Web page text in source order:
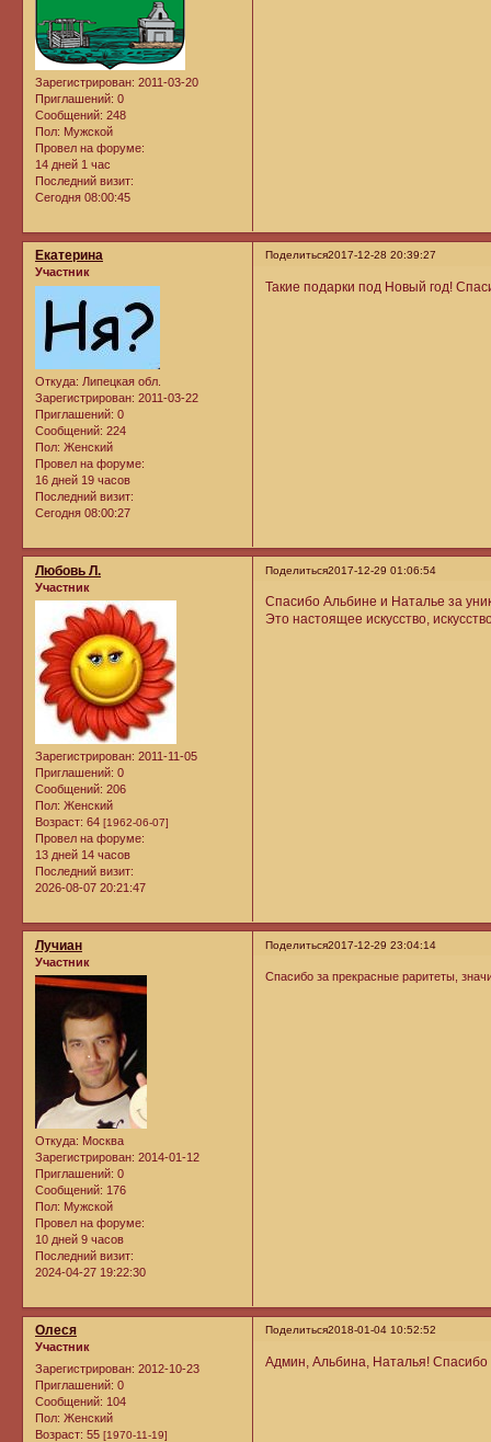
Зарегистрирован: 2011-03-20
Приглашений: 0
Сообщений: 248
Пол: Мужской
Провел на форуме:
14 дней 1 час
Последний визит:
Сегодня 08:00:45
Поделиться2017-12-28 20:39:27
Екатерина
Участник
Откуда: Липецкая обл.
Зарегистрирован: 2011-03-22
Приглашений: 0
Сообщений: 224
Пол: Женский
Провел на форуме:
16 дней 19 часов
Последний визит:
Сегодня 08:00:27
Такие подарки под Новый год!
Поделиться2017-12-29 01:06:54
Любовь Л.
Участник
Зарегистрирован: 2011-11-05
Приглашений: 0
Сообщений: 206
Пол: Женский
Возраст: 64 [1962-06-07]
Провел на форуме:
13 дней 14 часов
Последний визит:
2026-08-07 20:21:47
Спасибо Альбине и Наталье за
Это настоящее искусство,
Поделиться2017-12-29 23:04:14
Лучиан
Участник
Откуда: Москва
Зарегистрирован: 2014-01-12
Приглашений: 0
Сообщений: 176
Пол: Мужской
Провел на форуме:
10 дней 9 часов
Последний визит:
2024-04-27 19:22:30
Спасибо за прекрасные раритеты,
Поделиться2018-01-04 10:52:52
Олеся
Участник
Зарегистрирован: 2012-10-23
Приглашений: 0
Сообщений: 104
Пол: Женский
Возраст: 55 [1970-11-19]
Админ, Альбина, Наталья! Спасибо